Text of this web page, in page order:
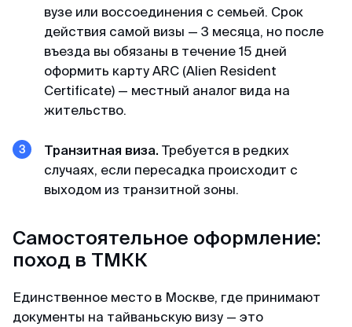
пакет документов. При учете что я хотела
подавать в визовый центр в питере,
подготовила огромный список документов, но
не смогла записаться на подачу (ожидание
записи на подачу более месяца). Уже
отчаялась но нашла этих ребят. и все
Камил
Отзыв с ВКонтакте · 2025
Без заморочек
Оформили keta быстрее чем ожидал и никакой
вузе или воссоединения с семьей. Срок
действия самой визы — 3 месяца, но после
въезда вы обязаны в течение 15 дней
оформить карту ARC (Alien Resident
Certificate) — местный аналог вида на
жительство.
Транзитная виза. Требуется в редких
случаях, если пересадка происходит с
выходом из транзитной зоны.
Самостоятельное оформление:
поход в ТМКК
Единственное место в Москве, где принимают
документы на тайваньскую визу — это